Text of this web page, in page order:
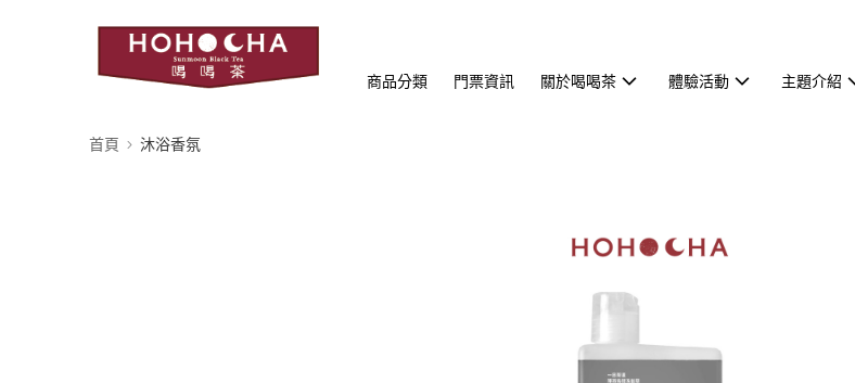
商品分類 門票資訊 關於喝喝茶 體驗活動 主題介紹
首頁 沐浴香氛